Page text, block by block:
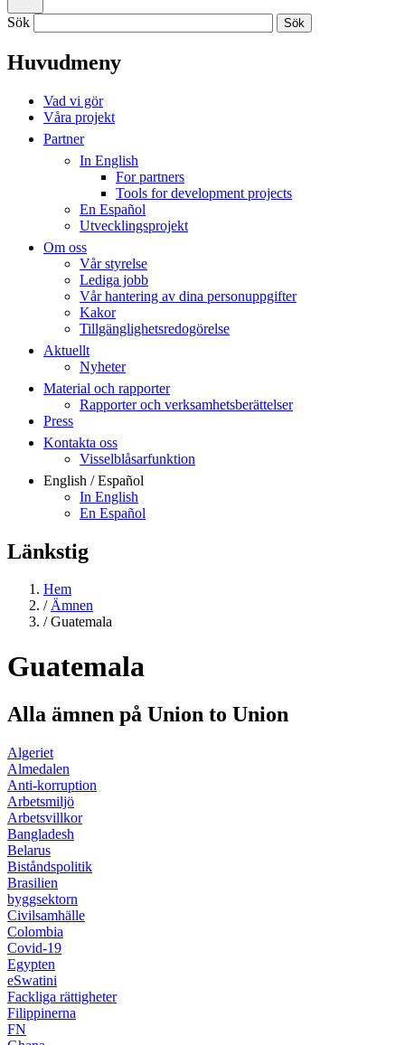
Sök
Huvudmeny
Vad vi gör
Våra projekt
Partner
In English
For partners
Tools for development projects
En Español
Utvecklingsprojekt
Om oss
Vår styrelse
Lediga jobb
Vår hantering av dina personuppgifter
Kakor
Tillgänglighetsredogörelse
Aktuellt
Nyheter
Material och rapporter
Rapporter och verksamhetsberättelser
Press
Kontakta oss
Visselblåsarfunktion
English / Español
In English
En Español
Länkstig
Hem
/ Ämnen
/ Guatemala
Guatemala
Alla ämnen på Union to Union
Algeriet
Almedalen
Anti-korruption
Arbetsmiljö
Arbetsvillkor
Bangladesh
Belarus
Biståndspolitik
Brasilien
byggsektorn
Civilsamhälle
Colombia
Covid-19
Egypten
eSwatini
Fackliga rättigheter
Filippinerna
FN